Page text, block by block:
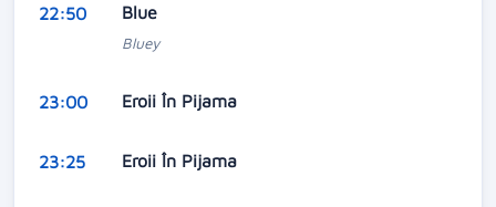
22:50 Blue
Bluey
23:00 Eroii În Pijama
23:25 Eroii În Pijama